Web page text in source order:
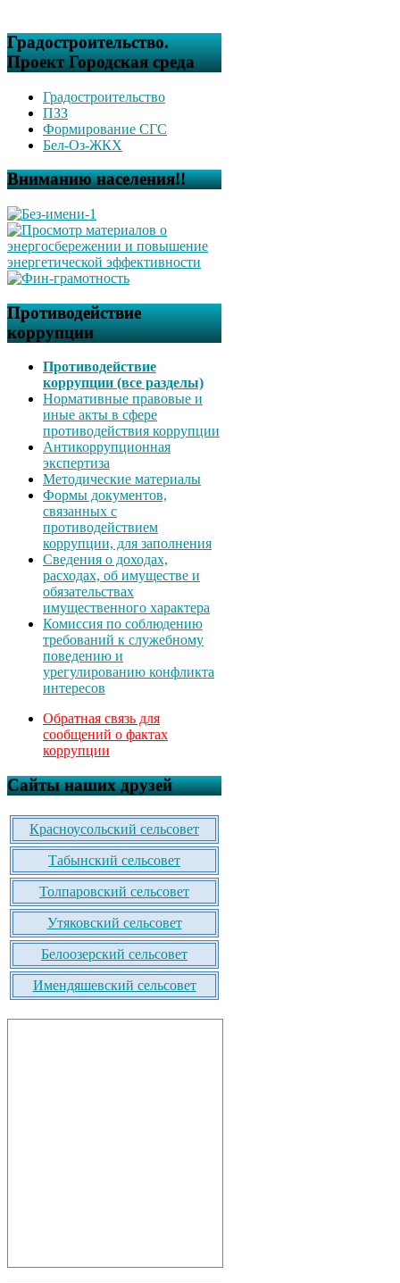
Градостроительство.
Проект Городская среда
Градостроительство
ПЗЗ
Формирование СГС
Бел-Оз-ЖКХ
Вниманию населения!!
Противодействие
коррупции
Противодействие
коррупции (все разделы)
Нормативные правовые и
иные акты в сфере
противодействия коррупции
Антикоррупционная
экспертиза
Методические материалы
Формы документов,
связанных с
противодействием
коррупции, для заполнения
Сведения о доходах,
расходах, об имуществе и
обязательствах
имущественного характера
Комиссия по соблюдению
требований к служебному
поведению и
урегулированию конфликта
интересов
Обратная связь для
сообщений о фактах
коррупции
Сайты наших друзей
Красноусольский сельсовет
Табынский сельсовет
Толпаровский сельсовет
Утяковский сельсовет
Белоозерский сельсовет
Имендяшевский сельсовет